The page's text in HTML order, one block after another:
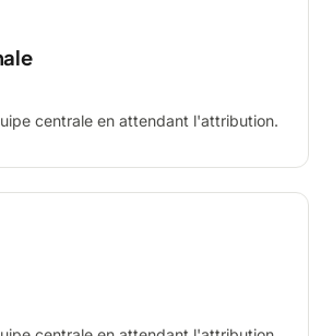
centrale en attendant l'attribution.